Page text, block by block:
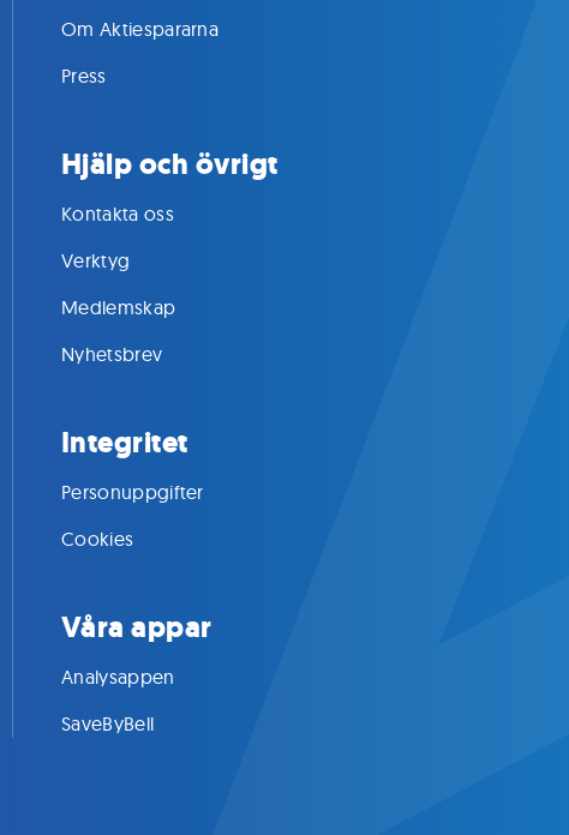
Om Aktiespararna
Press
Hjälp och övrigt
Kontakta oss
Verktyg
Medlemskap
Nyhetsbrev
Integritet
Personuppgifter
Cookies
Våra appar
Analysappen
SaveByBell